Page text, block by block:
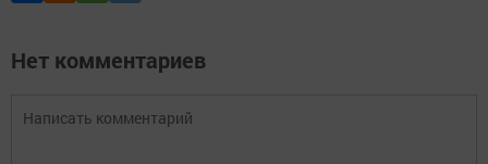
Нет комментариев